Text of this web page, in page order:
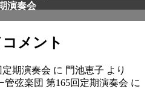
演奏会
メント
定期演奏会 に 門池恵子 より
弦楽団 第165回定期演奏会 に